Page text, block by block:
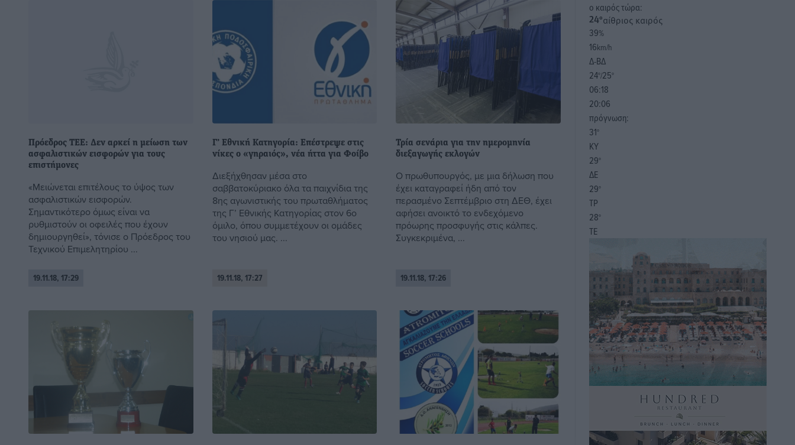
Πρόεδρος ΤΕΕ: Δεν αρκεί η μείωση των
ασφαλιστικών εισφορών για τους
επιστήμονες
«Μειώνεται επιτέλους το ύψος των
ασφαλιστικών εισφορών.
Σημαντικότερο όμως είναι να
ρυθμιστούν οι οφειλές που έχουν
δημιουργηθεί», τόνισε ο Πρόεδρος του
Τεχνικού Επιμελητηρίου ...
19.11.18, 17:29
Γ’ Εθνική Κατηγορία: Επέστρεψε στις
νίκες ο «γηραιός», νέα ήττα για Φοίβο
Διεξήχθησαν μέσα στο
σαββατοκύριακο όλα τα παιχνίδια της
8ης αγωνιστικής του πρωταθλήματος
της Γ’ Εθνικής Κατηγορίας στον 6ο
όμιλο, όπου συμμετέχουν οι ομάδες
του νησιού μας. ...
19.11.18, 17:27
Τρία σενάρια για την ημερομηνία
διεξαγωγής εκλογών
Ο πρωθυπουργός, με μια δήλωση που
έχει καταγραφεί ήδη από τον
περασμένο Σεπτέμβριο στη ΔΕΘ, έχει
αφήσει ανοικτό το ενδεχόμενο
πρόωρης προσφυγής στις κάλπες.
Συγκεκριμένα, ...
19.11.18, 17:26
o καιρός τώρα:
24°αίθριος καιρός
39%
16km/h
Δ-ΒΔ
24°/25°
06:18
20:06
πρόγνωση:
31°
ΚΥ
29°
ΔΕ
29°
ΤΡ
28°
ΤΕ